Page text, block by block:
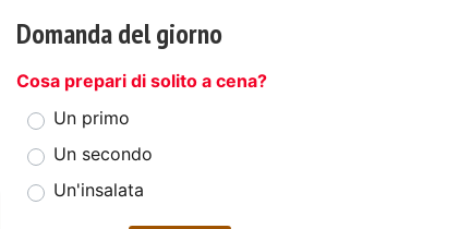
Domanda del giorno
Cosa prepari di solito a cena?
Un primo
Un secondo
Un'insalata